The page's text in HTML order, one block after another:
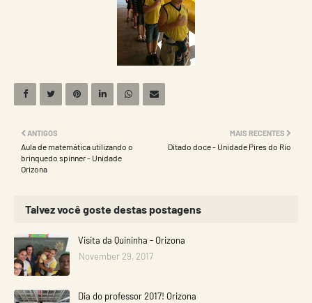
MAIS RECENTES
Ditado doce - Unidade Pires do Rio
ANTIGOS
Aula de matemática utilizando o
brinquedo spinner - Unidade
Orizona
Talvez você goste destas postagens
Visita da Quininha - Orizona
November 29, 2017
Dia do professor 2017! Orizona